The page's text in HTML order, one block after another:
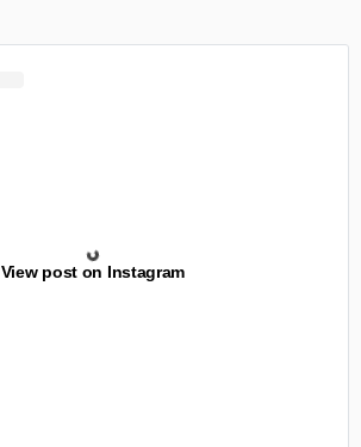
View post on Instagram